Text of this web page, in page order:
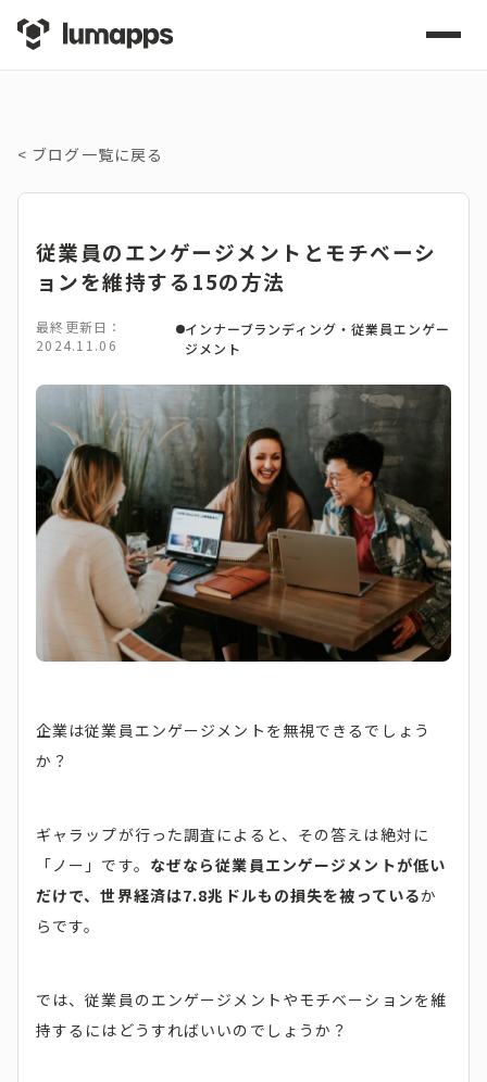
< ブログ一覧に戻る
従業員のエンゲージメントとモチベーシ
ョンを維持する15の方法
最終更新日：
2024.11.06
インナーブランディング・従業員エンゲー
ジメント
企業は従業員エンゲージメントを無視できるでしょう
か？
ギャラップが行った調査によると、その答えは絶対に
「ノー」です。 なぜなら従業員エンゲージメントが低い
だけで、世界経済は7.8兆ドルもの損失を被っているか
らです。
では、従業員のエンゲージメントやモチベーションを維
持するにはどうすればいいのでしょうか？